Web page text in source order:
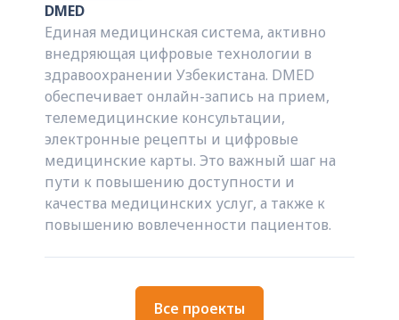
DMED
Единая медицинская система, активно
внедряющая цифровые технологии в
здравоохранении Узбекистана. DMED
обеспечивает онлайн-запись на прием,
телемедицинские консультации,
электронные рецепты и цифровые
медицинские карты. Это важный шаг на
пути к повышению доступности и
качества медицинских услуг, а также к
повышению вовлеченности пациентов.
Все проекты